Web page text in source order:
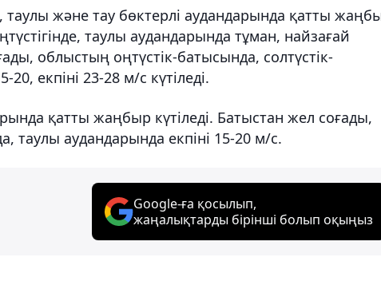
таулы және тау бөктерлі аудандарында қатты
таулы аудандарында тұман, найзағай
облыстың оңтүстік-батысында, солтүстік-
екпіні 23-28 м/с күтіледі.
қатты жаңбыр күтіледі. Батыстан жел соғады,
таулы аудандарында екпіні 15-20 м/с.
Google-ға қосылып,
жаңалықтарды бірінші болып оқыңыз